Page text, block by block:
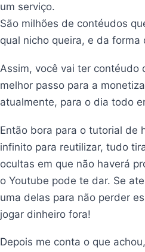
um serviço.
São milhões de contéudos
qual nicho queira, e da forma
Assim, você vai ter contéudo
melhor passo para a
atualmente, para o dia todo
Então bora para o tutorial de
infinito para reutilizar, tudo
ocultas em que não haverá
o Youtube pode te dar. Se
uma delas para não perder
jogar dinheiro fora!
Depois me conta o que